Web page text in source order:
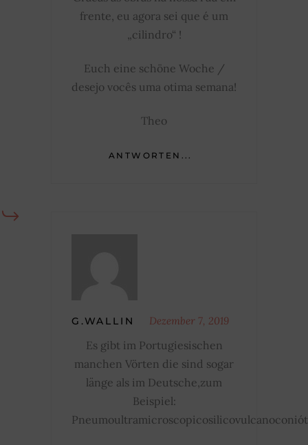
frente, eu agora sei que é um
„cilindro“ !
Euch eine schöne Woche /
desejo vocês uma otima semana!
Theo
ANTWORTEN...
G.WALLIN Dezember 7, 2019
Es gibt im Portugiesischen
manchen Vörten die sind sogar
länge als im Deutsche,zum
Beispiel: